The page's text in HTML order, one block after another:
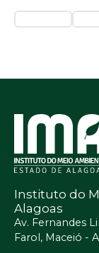
Instituto do
Alagoas
Av. Fernandes
Farol, Maceió -